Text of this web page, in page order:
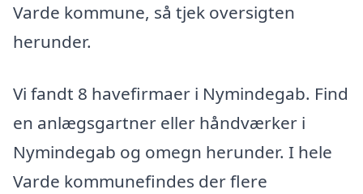
Varde kommune, så tjek oversigten
herunder.
Vi fandt 8 havefirmaer i Nymindegab. Find
en anlægsgartner eller håndværker i
Nymindegab og omegn herunder. I hele
Varde kommunefindes der flere